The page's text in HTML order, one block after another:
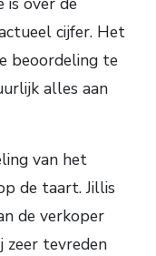
cijfer. Het
beoordeling te
alles aan
van het
de taart. Jillis
de verkoper
zeer tevreden